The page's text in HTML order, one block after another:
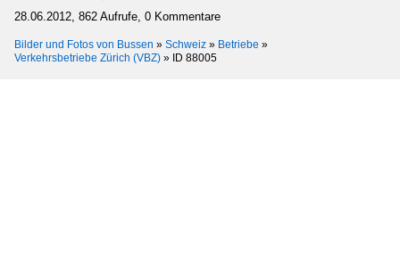
28.06.2012, 862 Aufrufe, 0 Kommentare
Bilder und Fotos von Bussen » Schweiz » Betriebe »
Verkehrsbetriebe Zürich (VBZ) » ID 88005